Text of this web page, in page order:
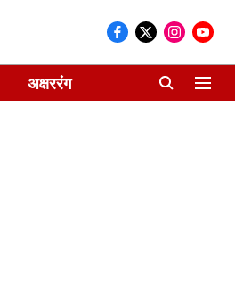
अक्षररंग